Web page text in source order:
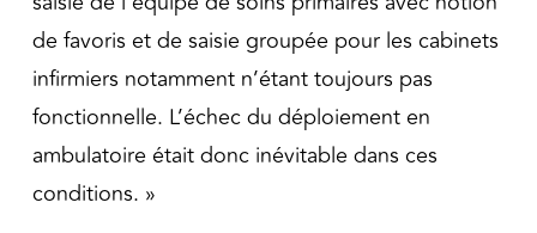
de favoris et de saisie groupée pour les cabinets
infirmiers notamment n’étant toujours pas
fonctionnelle. L’échec du déploiement en
ambulatoire était donc inévitable dans ces
conditions. »